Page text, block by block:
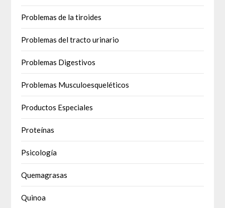
Problemas de la tiroides
Problemas del tracto urinario
Problemas Digestivos
Problemas Musculoesqueléticos
Productos Especiales
Proteínas
Psicología
Quemagrasas
Quinoa